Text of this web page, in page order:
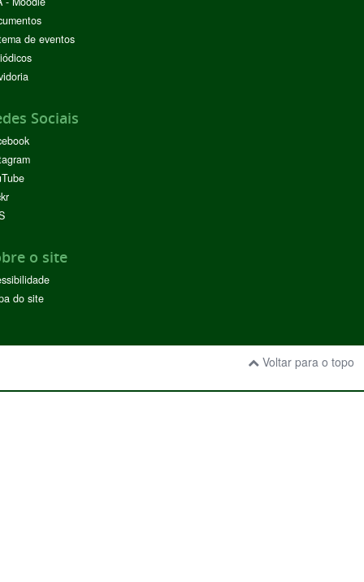
de eventos
Sociais
o site
do site
Voltar para o topo